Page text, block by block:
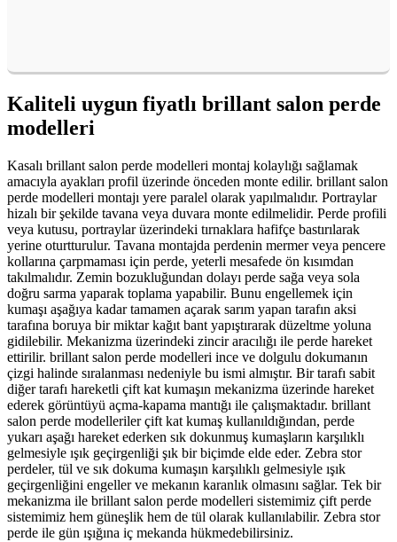
Kaliteli uygun fiyatlı brillant salon perde
modelleri
Kasalı brillant salon perde modelleri montaj kolaylığı sağlamak
amacıyla ayakları profil üzerinde önceden monte edilir. brillant salon
perde modelleri montajı yere paralel olarak yapılmalıdır. Portraylar
hizalı bir şekilde tavana veya duvara monte edilmelidir. Perde profili
veya kutusu, portraylar üzerindeki tırnaklara hafifçe bastırılarak
yerine oturtturulur. Tavana montajda perdenin mermer veya pencere
kollarına çarpmaması için perde, yeterli mesafede ön kısımdan
takılmalıdır. Zemin bozukluğundan dolayı perde sağa veya sola
doğru sarma yaparak toplama yapabilir. Bunu engellemek için
kumaşı aşağıya kadar tamamen açarak sarım yapan tarafın aksi
tarafına boruya bir miktar kağıt bant yapıştırarak düzeltme yoluna
gidilebilir. Mekanizma üzerindeki zincir aracılığı ile perde hareket
ettirilir. brillant salon perde modelleri ince ve dolgulu dokumanın
çizgi halinde sıralanması nedeniyle bu ismi almıştır. Bir tarafı sabit
diğer tarafı hareketli çift kat kumaşın mekanizma üzerinde hareket
ederek görüntüyü açma-kapama mantığı ile çalışmaktadır. brillant
salon perde modelleriler çift kat kumaş kullanıldığından, perde
yukarı aşağı hareket ederken sık dokunmuş kumaşların karşılıklı
gelmesiyle ışık geçirgenliği şık bir biçimde elde eder. Zebra stor
perdeler, tül ve sık dokuma kumaşın karşılıklı gelmesiyle ışık
geçirgenliğini engeller ve mekanın karanlık olmasını sağlar. Tek bir
mekanizma ile brillant salon perde modelleri sistemimiz çift perde
sistemimiz hem güneşlik hem de tül olarak kullanılabilir. Zebra stor
perde ile gün ışığına iç mekanda hükmedebilirsiniz.